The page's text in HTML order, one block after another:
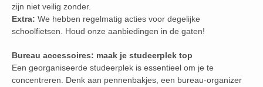
zijn niet veilig zonder.
Extra: We hebben regelmatig acties voor degelijke
schoolfietsen. Houd onze aanbiedingen in de gaten!
Bureau accessoires: maak je studeerplek top
Een georganiseerde studeerplek is essentieel om je te
concentreren. Denk aan pennenbakjes, een bureau-organizer